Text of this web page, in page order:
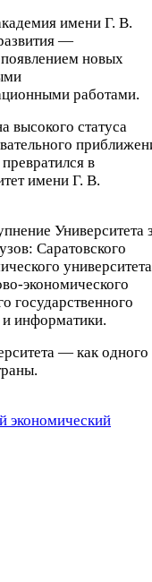
имени Г. В.
—
новых
работами.
высокого статуса
в
имени Г. В.
Университета
Саратовского
государственного
и информатики.
— как одного
экономический